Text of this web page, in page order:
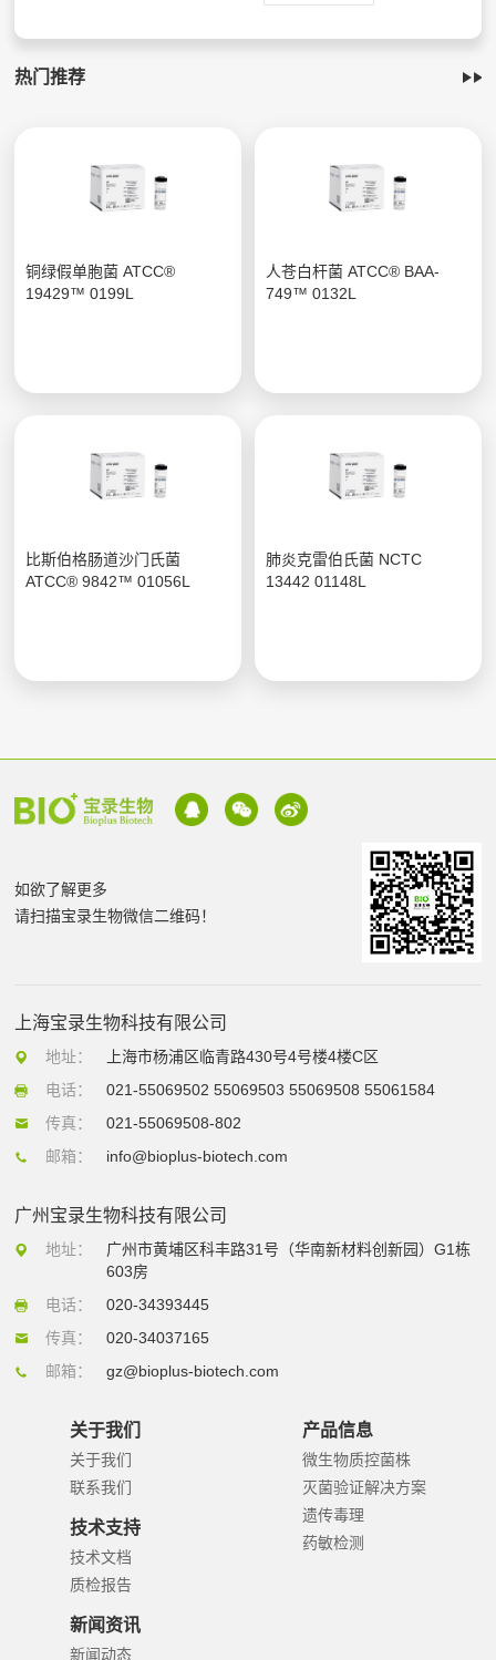
热门推荐
铜绿假单胞菌 ATCC®
19429™ 0199L
人苍白杆菌 ATCC® BAA-
749™ 0132L
比斯伯格肠道沙门氏菌
ATCC® 9842™ 01056L
肺炎克雷伯氏菌 NCTC
13442 01148L
如欲了解更多
请扫描宝录生物微信二维码！
上海宝录生物科技有限公司
地址：
上海市杨浦区临青路430号4号楼4楼C区
电话：
021-55069502 55069503 55069508 55061584
传真：
021-55069508-802
邮箱：
info@bioplus-biotech.com
广州宝录生物科技有限公司
地址：
广州市黄埔区科丰路31号（华南新材料创新园）G1栋
603房
电话：
020-34393445
传真：
020-34037165
邮箱：
gz@bioplus-biotech.com
关于我们
关于我们
联系我们
技术支持
技术文档
质检报告
新闻资讯
新闻动态
产品信息
微生物质控菌株
灭菌验证解决方案
遗传毒理
药敏检测